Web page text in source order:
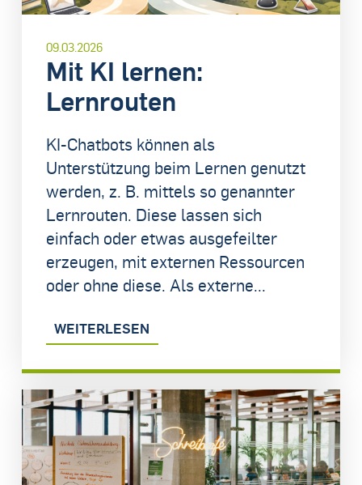
09.03.2026
Mit KI lernen:
Lernrouten
KI-Chatbots können als
Unterstützung beim Lernen genutzt
werden, z. B. mittels so genannter
Lernrouten. Diese lassen sich
einfach oder etwas ausgefeilter
erzeugen, mit externen Ressourcen
oder ohne diese. Als externe...
WEITERLESEN